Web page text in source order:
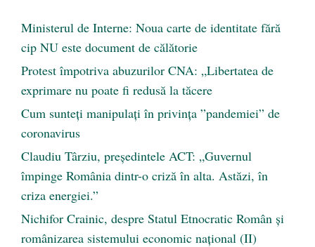
Ministerul de Interne: Noua carte de identitate fără
cip NU este document de călătorie
Protest împotriva abuzurilor CNA: „Libertatea de
exprimare nu poate fi redusă la tăcere
Cum sunteți manipulați în privința ”pandemiei” de
coronavirus
Claudiu Târziu, președintele ACT: „Guvernul
împinge România dintr-o criză în alta. Astăzi, în
criza energiei.”
Nichifor Crainic, despre Statul Etnocratic Român şi
românizarea sistemului economic naţional (II)